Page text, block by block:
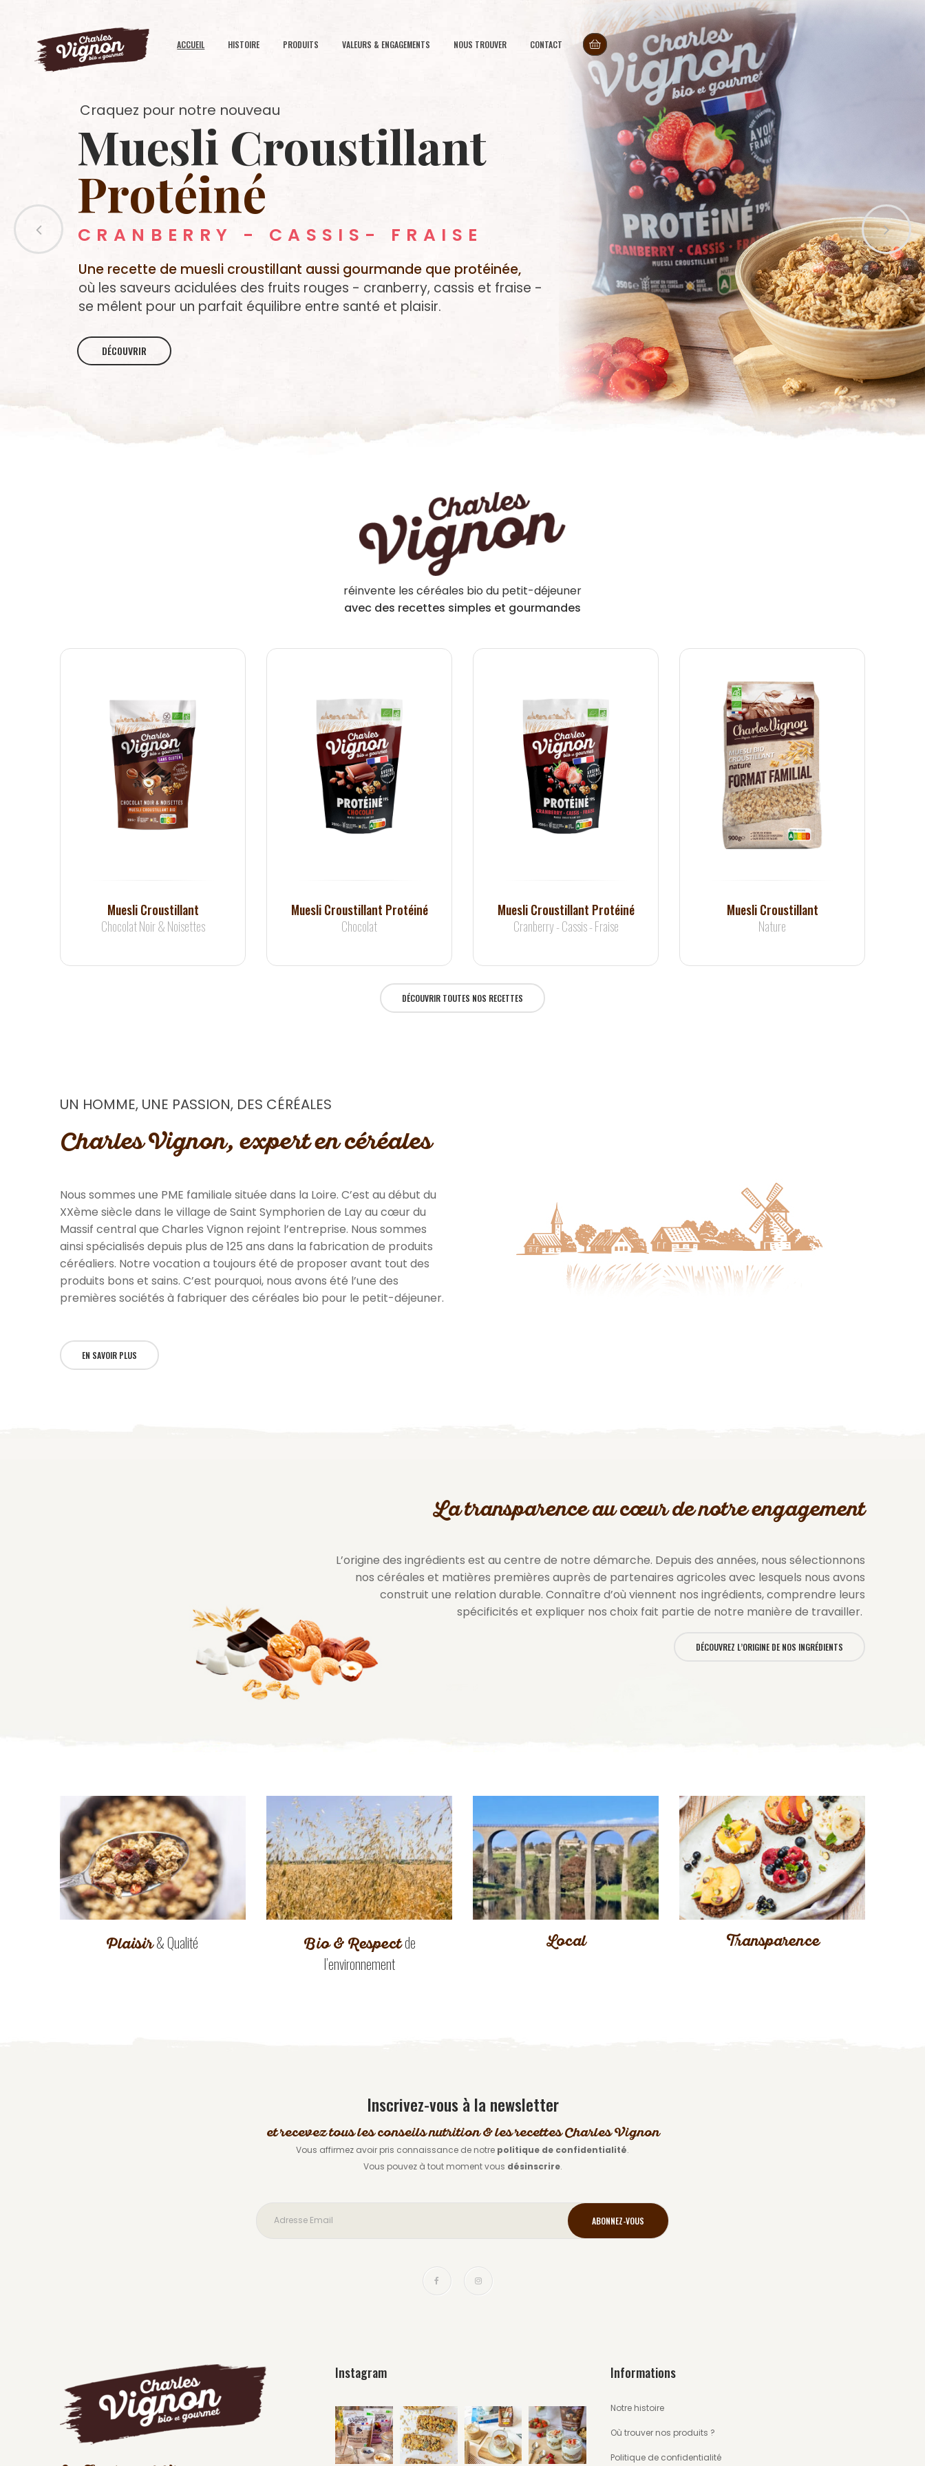
ACCUEIL HISTOIRE PRODUITS VALEURS & ENGAGEMENTS NOUS TROUVER CONTACT
Craquez pour notre nouveau
CRANBERRY - CASSIS- FRAISE
Une recette de muesli croustillant aussi gourmande que protéinée,
où les saveurs acidulées des fruits rouges - cranberry, cassis et fraise -
se mêlent pour un parfait équilibre entre santé et plaisir.
DÉCOUVRIR
Muesli Croustillant
Protéiné
réinvente les céréales bio du petit-déjeuner
avec des recettes simples et gourmandes
Muesli Croustillant
Chocolat Noir & Noisettes
Muesli Croustillant Protéiné
Chocolat
Muesli Croustillant Protéiné
Cranberry - Cassis - Fraise
Muesli Croustillant
Nature
DÉCOUVRIR TOUTES NOS RECETTES
UN HOMME, UNE PASSION, DES CÉRÉALES
Charles Vignon, expert en céréales
Nous sommes une PME familiale située dans la Loire. C’est au début du
XXème siècle dans le village de Saint Symphorien de Lay au cœur du
Massif central que Charles Vignon rejoint l’entreprise. Nous sommes
ainsi spécialisés depuis plus de 125 ans dans la fabrication de produits
céréaliers. Notre vocation a toujours été de proposer avant tout des
produits bons et sains. C’est pourquoi, nous avons été l’une des
premières sociétés à fabriquer des céréales bio pour le petit-déjeuner.
EN SAVOIR PLUS
La transparence au cœur de notre engagement
L’origine des ingrédients est au centre de notre démarche. Depuis des années, nous sélectionnons
nos céréales et matières premières auprès de partenaires agricoles avec lesquels nous avons
construit une relation durable. Connaître d’où viennent nos ingrédients, comprendre leurs
spécificités et expliquer nos choix fait partie de notre manière de travailler.
DÉCOUVREZ L’ORIGINE DE NOS INGRÉDIENTS
Plaisir& Qualité Bio & Respectde
l’environnement
Local Transparence
Inscrivez-vous à la newsletter
et recevez tous les conseils nutrition & les recettes Charles Vignon
Vous affirmez avoir pris connaissance de notre politique de confidentialité.
Vous pouvez à tout moment vous désinscrire.
Instagram Informations
Notre histoire
Où trouver nos produits ?
Politique de confidentialité